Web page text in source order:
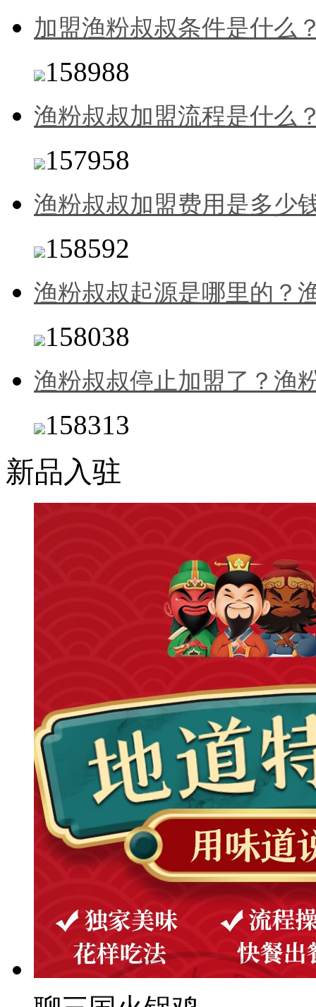
加盟渔粉叔叔条件是什么
158988
渔粉叔叔加盟流程是什么
157958
渔粉叔叔加盟费用是多少
158592
渔粉叔叔起源是哪里的？
158038
渔粉叔叔停止加盟了？渔
158313
新品入驻